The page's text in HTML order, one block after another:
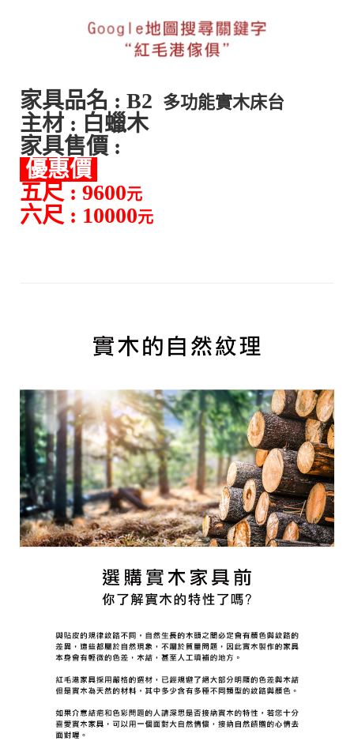
家具品名 : B2 多功能實木床台
主材 : 白蠟木
家具售價 :
優惠價
五尺 : 9600元
六尺 : 10000元